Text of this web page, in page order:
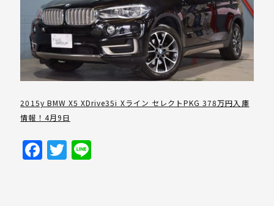
2015y BMW X5 XDrive35i Xライン セレクトPKG 378万円入庫
情報！4月9日
Facebook
Twitter